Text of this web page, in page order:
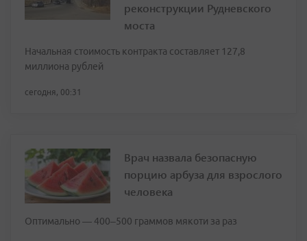
реконструкции Рудневского
моста
Начальная стоимость контракта составляет 127,8
миллиона рублей
сегодня, 00:31
Врач назвала безопасную
порцию арбуза для взрослого
человека
Оптимально — 400–500 граммов мякоти за раз